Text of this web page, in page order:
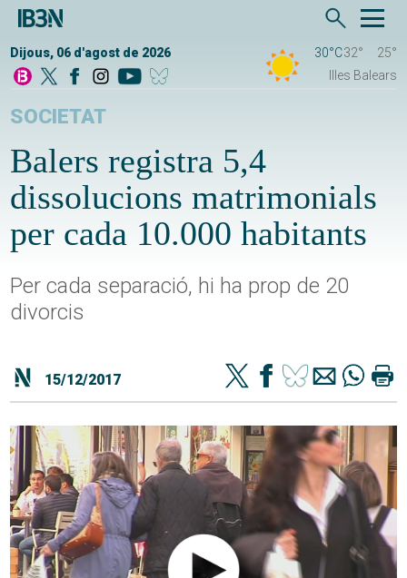
Dijous, 06 d'agost de 2026 30°C32°
25°
Illes Balears
SOCIETAT
Balers registra 5,4
dissolucions matrimonials
per cada 10.000 habitants
Per cada separació, hi ha prop de 20
divorcis
15/12/2017